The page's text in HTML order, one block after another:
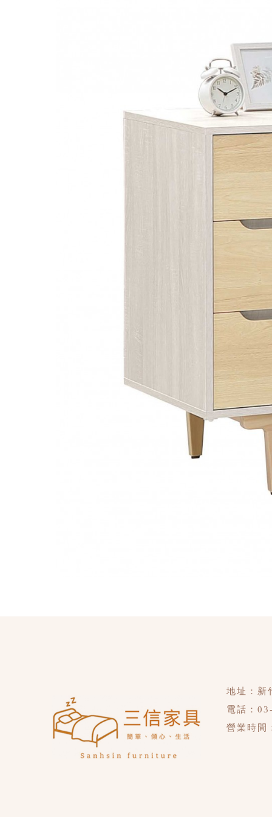
地址： 新
電話：
營業時間